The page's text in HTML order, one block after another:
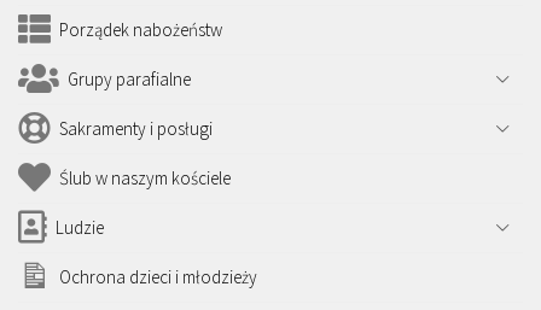
Porządek nabożeństw
Grupy parafialne
Sakramenty i posługi
Ślub w naszym kościele
Ludzie
Ochrona dzieci i młodzieży